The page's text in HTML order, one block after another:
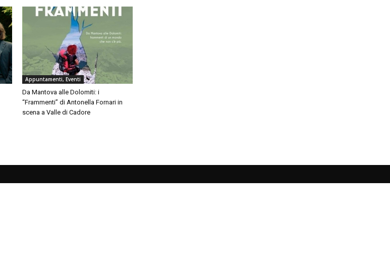
Appuntamenti, Eventi
Da Mantova alle Dolomiti: i
“Frammenti” di Antonella Fornari in
scena a Valle di Cadore